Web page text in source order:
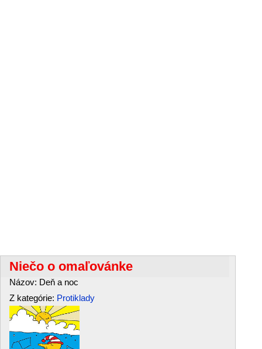
Niečo o omaľovánke
Názov: Deň a noc
Z kategórie: Protiklady